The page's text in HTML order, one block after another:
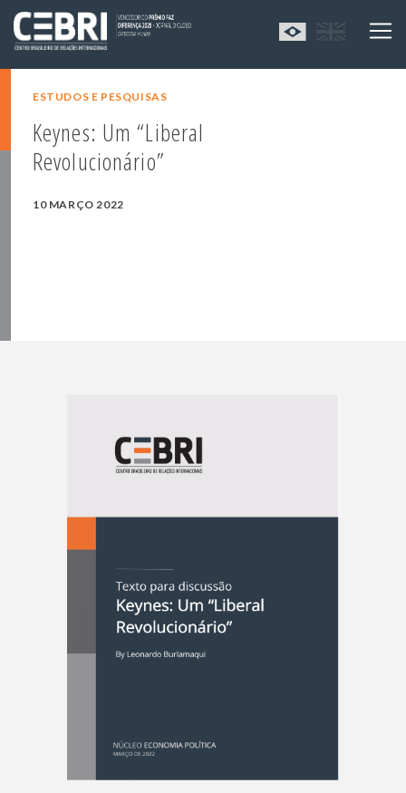
ESTUDOS E PESQUISAS
Keynes: Um “Liberal
Revolucionário”
10 MARÇO 2022